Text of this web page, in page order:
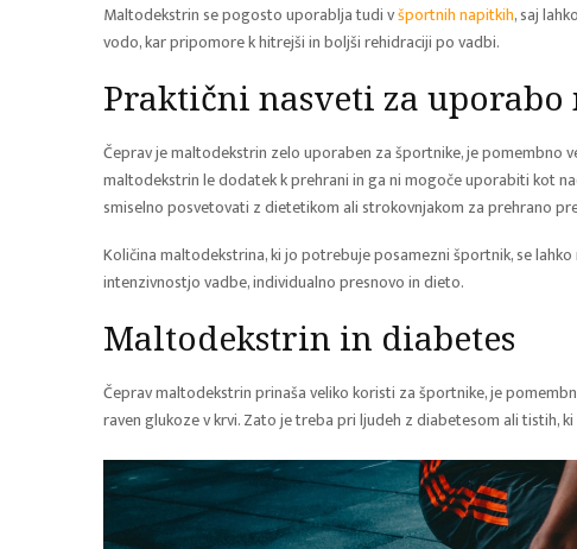
Maltodekstrin se pogosto uporablja tudi všportnih napitkih, saj
vodo, kar pripomore k hitrejši in boljši rehidraciji po vadbi.
Praktični nasveti za
Čeprav je maltodekstrin zelo uporaben za športnike, je pomembno
maltodekstrin le dodatek k prehrani in ga ni mogoče uporabiti kot
smiselno posvetovati z dietetikom ali strokovnjakom za prehrano
Količina maltodekstrina, ki jo potrebuje posamezni športnik, se
intenzivnostjo vadbe, individualno presnovo in dieto.
Maltodekstrin in diabetes
Čeprav maltodekstrin prinaša veliko koristi za športnike, je
raven glukoze v krvi. Zato je treba pri ljudeh z diabetesom ali tistih,